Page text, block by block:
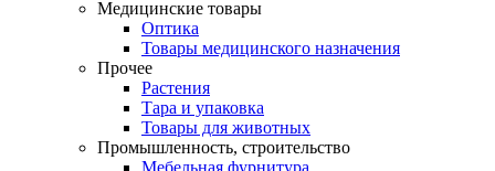
Медицинские товары
Оптика
Товары медицинского назначения
Прочее
Растения
Тара и упаковка
Товары для животных
Промышленность, строительство
Мебельная фурнитура